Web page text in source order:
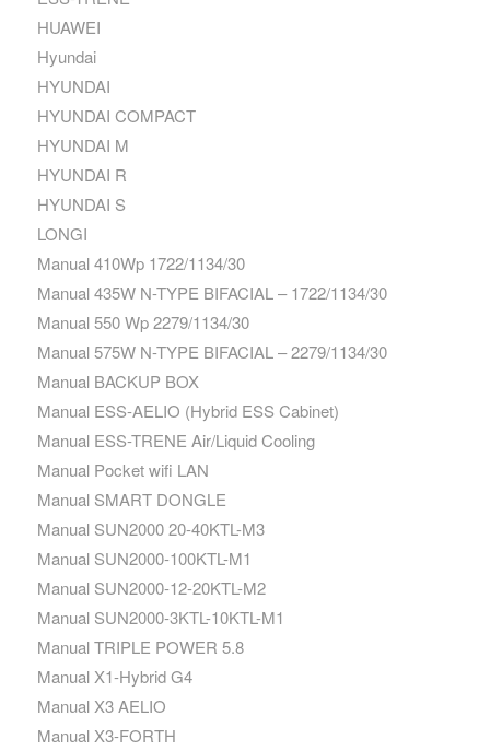
HUAWEI
Hyundai
HYUNDAI
HYUNDAI COMPACT
HYUNDAI M
HYUNDAI R
HYUNDAI S
LONGI
Manual 410Wp 1722/1134/30
Manual 435W N-TYPE BIFACIAL – 1722/1134/30
Manual 550 Wp 2279/1134/30
Manual 575W N-TYPE BIFACIAL – 2279/1134/30
Manual BACKUP BOX
Manual ESS-AELIO (Hybrid ESS Cabinet)
Manual ESS-TRENE Air/Liquid Cooling
Manual Pocket wifi LAN
Manual SMART DONGLE
Manual SUN2000 20-40KTL-M3
Manual SUN2000-100KTL-M1
Manual SUN2000-12-20KTL-M2
Manual SUN2000-3KTL-10KTL-M1
Manual TRIPLE POWER 5.8
Manual X1-Hybrid G4
Manual X3 AELIO
Manual X3-FORTH